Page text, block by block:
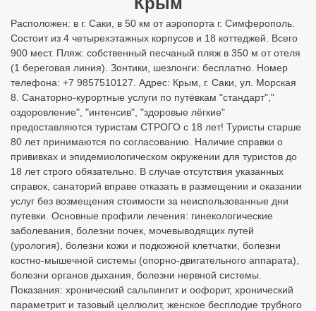
Расположен: в г. Саки, в 50 км от аэропорта г. Симферополь.
Состоит из 4 четырехэтажных корпусов и 18 коттеджей. Всего
900 мест. Пляж: собственный песчаный пляж в 350 м от отеля
(1 береговая линия). Зонтики, шезлонги: бесплатно. Номер
телефона: +7 9857510127. Адрес: Крым, г. Саки, ул. Морская
8. Санаторно-курортные услуги по путёвкам "стандарт","
оздоровление", "интенсив", "здоровые лёгкие"
предоставляются туристам СТРОГО с 18 лет! Туристы старше
80 лет принимаются по согласованию. Наличие справки о
прививках и эпидемиологическом окружении для туристов до
18 лет строго обязательно. В случае отсутствия указанных
справок, санаторий вправе отказать в размещении и оказании
услуг без возмещения стоимости за неиспользованные дни
путевки. Основные профили лечения: гинекологические
заболевания, болезни почек, мочевыводящих путей
(урология), болезни кожи и подкожной клетчатки, болезни
костно-мышечной системы (опорно-двигательного аппарата),
болезни органов дыхания, болезни нервной системы.
Показания: хронический сальпингит и оофорит, хронический
параметрит и тазовый целлюлит, женское бесплодие трубного